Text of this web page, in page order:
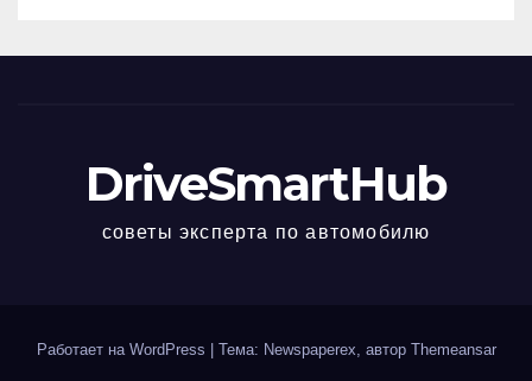
DriveSmartHub
советы эксперта по автомобилю
Работает на WordPress Тема: Newspaperex, автор Themeansar